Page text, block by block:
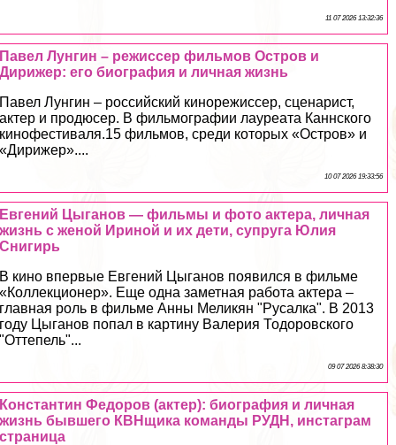
11 07 2026 13:32:36
Павел Лунгин – режиссер фильмов Остров и
Дирижер: его биография и личная жизнь
Павел Лунгин – российский кинорежиссер, сценарист,
актер и продюсер. В фильмографии лауреата Каннского
кинофестиваля.15 фильмов, среди которых «Остров» и
«Дирижер»....
10 07 2026 19:33:56
Евгений Цыганов — фильмы и фото актера, личная
жизнь с женой Ириной и их дети, супруга Юлия
Снигирь
В кино впервые Евгений Цыганов появился в фильме
«Коллекционер». Еще одна заметная работа актера –
главная роль в фильме Анны Меликян "Русалка". В 2013
году Цыганов попал в картину Валерия Тодоровского
"Оттепель"...
09 07 2026 8:38:30
Константин Федоров (актер): биография и личная
жизнь бывшего КВНщика комaнды РУДН, инстаграм
страница